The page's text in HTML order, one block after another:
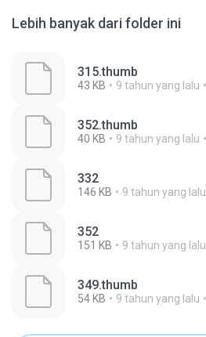
Lebih banyak dari folder ini
315.thumb
43 KB 9 tahun yang lalu
352.thumb
40 KB 9 tahun yang lalu
332
146 KB 9 tahun yang lalu
352
151 KB 9 tahun yang lalu
349.thumb
54 KB 9 tahun yang lalu